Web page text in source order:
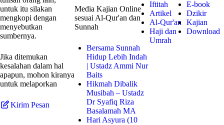
untuk itu silakan
mengkopi dengan
menyebutkan
sumbernya.
Jika ditemukan
kesalahan dalam hal
apapun, mohon kiranya
untuk melaporkan
Kirim Pesan
Media Kajian Online
sesuai Al-Qur'an dan
Sunnah
Bersama Sunnah
Hidup Lebih Indah
| Ustadz Ammi Nur
Baits
Hikmah Dibalik
Musibah – Ustadz
Dr Syafiq Riza
Basalamah MA
Hari Asyura (10
Iftitah
Artikel
Al-Qur'an
Haji dan
Umrah
E-book
Dzikir
Kajian
Download